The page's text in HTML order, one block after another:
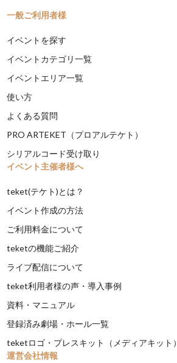
一般ご利用者様
イベントを探す
イベントカテゴリ一覧
イベントエリア一覧
使い方
よくある質問
PRO ARTEKET（プロアルテケト）
シリアルコード受け取り
イベント主催者様へ
teket(テケト)とは？
イベント作成の方法
ご利用料金について
teketの機能ご紹介
ライブ配信について
teket利用者様の声・導入事例
資料・マニュアル
登録済み劇場・ホール一覧
teketロゴ・プレスキット（メディアキット）
運営会社情報